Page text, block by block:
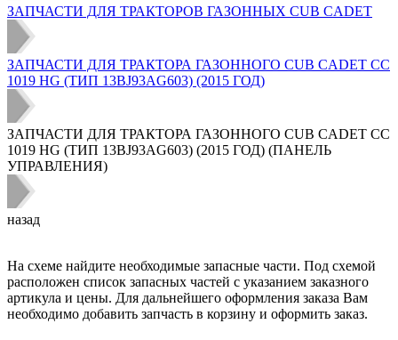
ЗАПЧАСТИ ДЛЯ ТРАКТОРОВ ГАЗОННЫХ CUB CADET
ЗАПЧАСТИ ДЛЯ ТРАКТОРА ГАЗОННОГО CUB CADET CC
1019 HG (ТИП 13BJ93AG603) (2015 ГОД)
ЗАПЧАСТИ ДЛЯ ТРАКТОРА ГАЗОННОГО CUB CADET CC
1019 HG (ТИП 13BJ93AG603) (2015 ГОД) (ПАНЕЛЬ
УПРАВЛЕНИЯ)
назад
На схеме найдите необходимые запасные части. Под схемой
расположен список запасных частей с указанием заказного
артикула и цены. Для дальнейшего оформления заказа Вам
необходимо добавить запчасть в корзину и оформить заказ.